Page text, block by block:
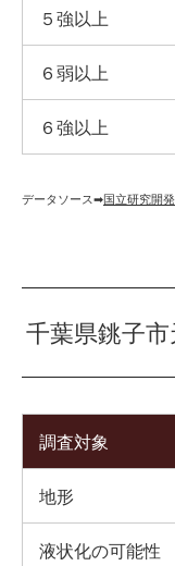
５強以上
６弱以上
６強以上
データソース➡︎国立研究開
千葉県銚子
調査対象
地形
液状化の可能性